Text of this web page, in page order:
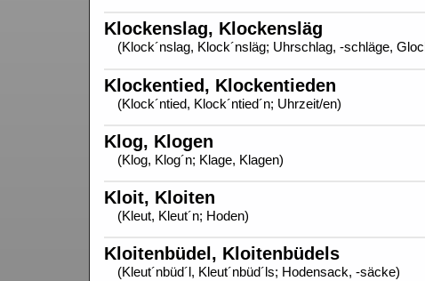
Klockenslag, Klockensläg
(Klock´nslag, Klock´nsläg; Uhrschlag, -schläge,
Klockentied, Klockentieden
(Klock´ntied, Klock´ntied´n; Uhrzeit/en)
Klog, Klogen
(Klog, Klog´n; Klage, Klagen)
Kloit, Kloiten
(Kleut, Kleut´n; Hoden)
Kloitenbüdel, Kloitenbüdels
(Kleut´nbüd´l, Kleut´nbüd´ls; Hodensack, -säcke)